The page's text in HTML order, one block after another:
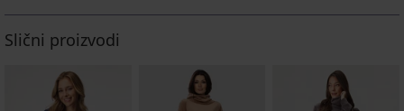
Slični proizvodi